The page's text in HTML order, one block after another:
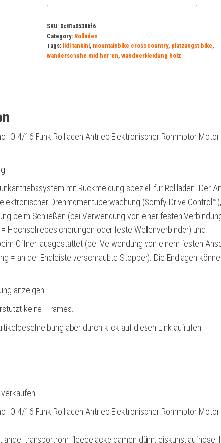
SKU: 0c81a05386f6
Category: Rolläden
Tags: lidl tankini, mountainbike cross country, platzangst bike,
wanderschuhe mid herren, wandverkleidung holz
IO 4/16 Funk Rollladen Antrieb Elektronischer Rohrmotor Motor
mit Rückmeldung speziell für Rollläden. Der
Drehmomentüberwachung (Somfy Drive Control™),
beim Schließen (bei Verwendung von einer festen
Hochschiebesicherungen oder feste Wellenverbinder) und
Öffnen ausgestattet (bei Verwendung von einem festen
= an der Endleiste verschraubte Stopper). Die Endlagen
anzeigen
keine IFrames.
aber durch klick auf diesen Link aufrufen.
IO 4/16 Funk Rollladen Antrieb Elektronischer Rohrmotor Motor
angel transportrohr, fleecejacke damen dünn, eiskunstlaufhose,